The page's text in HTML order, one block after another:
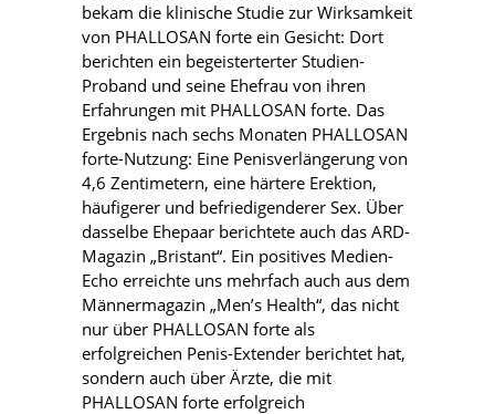
bekam die klinische Studie zur Wirksamkeit
von PHALLOSAN forte ein Gesicht: Dort
berichten ein begeisterterter Studien-
Proband und seine Ehefrau von ihren
Erfahrungen mit PHALLOSAN forte. Das
Ergebnis nach sechs Monaten PHALLOSAN
forte-Nutzung: Eine Penisverlängerung von
4,6 Zentimetern, eine härtere Erektion,
häufigerer und befriedigenderer Sex. Über
dasselbe Ehepaar berichtete auch das ARD-
Magazin „Bristant“. Ein positives Medien-
Echo erreichte uns mehrfach auch aus dem
Männermagazin „Men’s Health“, das nicht
nur über PHALLOSAN forte als
erfolgreichen Penis-Extender berichtet hat,
sondern auch über Ärzte, die mit
PHALLOSAN forte erfolgreich